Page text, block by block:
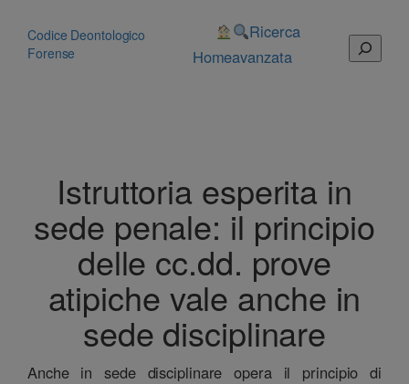
contenuto
Codice Deontologico
Forense
Home
Ricerca
avanzata
Cerca
Istruttoria esperita in
sede penale: il principio
delle cc.dd. prove
atipiche vale anche in
sede disciplinare
Anche in sede disciplinare opera il principio di